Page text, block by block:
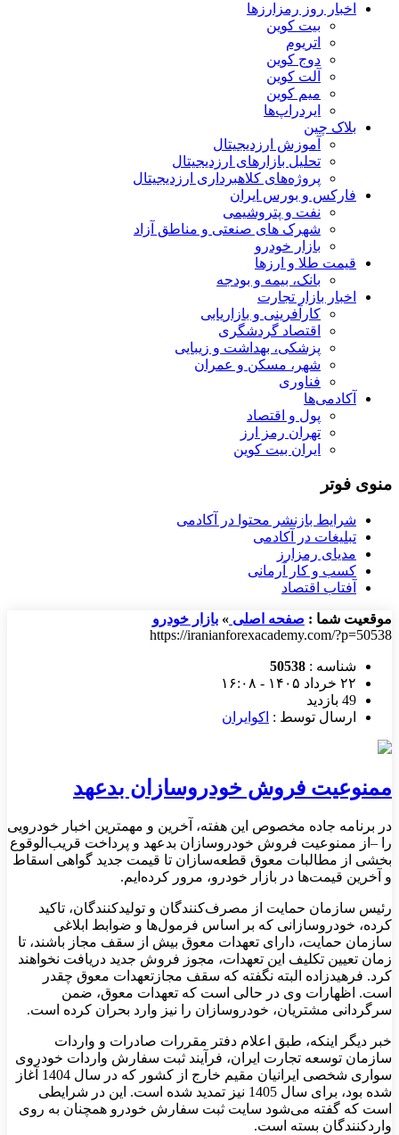
اخبار روز رمزارزها
بیت کوین
اتریوم
دوج کوین
آلت کوین
میم کوین‌
ایردراپ‌ها
بلاک چین
آموزش ارزدیجیتال
تحلیل بازارهای ارزدیجیتال
پروژه‌های کلاهبرداری ارزدیجیتال
فارکس و بورس ایران
نفت و پتروشیمی
شهرک های صنعتی و مناطق آزاد
بازار خودرو
قیمت طلا و ارزها
بانک، بیمه و بودجه
اخبار بازار تجارت
کارآفرینی و بازاریابی
اقتصاد گردشگری
پزشکی، بهداشت و زیبایی
شهر، مسکن و عمران
فناوری
آکادمی‌ها
پول و اقتصاد
تهران رمز ارز
ایران بیت کوین
منوی فوتر
شرایط بازنشر محتوا در آکادمی
تبلیغات در آکادمی
مدیای رمزارز
کسب و کار آرمانی
آفتاب اقتصاد
موقعیت شما : صفحه اصلی » بازار خودرو
https://iranianforexacademy.com/?p=50538
شناسه : 50538
۲۲ خرداد ۱۴۰۵ - ۱۶:۰۸
49 بازدید
ارسال توسط : اکوایران
ممنوعیت فروش خودروسازان بدعهد
در برنامه جاده مخصوص این هفته، آخرین و مهمترین اخبار خودرویی
را –از ممنوعیت فروش خودروسازان بدعهد و پرداخت قریب‌الوقوع
بخشی از مطالبات معوق قطعه‌سازان تا قیمت جدید گواهی اسقاط
و آخرین قیمت‌ها در بازار خودرو، مرور کرده‌ایم.
رئیس سازمان حمایت از مصرف‌کنندگان و تولیدکنندگان، تاکید
کرده، خودروسازانی که بر اساس فرمول‌ها و ضوابط ابلاغی
سازمان حمایت، دارای تعهدات معوق بیش از سقف مجاز باشند، تا
زمان تعیین تکلیف این تعهدات، مجوز فروش جدید دریافت نخواهند
کرد. فرهیدزاده البته نگفته که سقف مجازتعهدات معوق چقدر
است. اظهارات وی در حالی است که تعهدات معوق، ضمن
سرگردانی مشتریان، خودروسازان را نیز وارد بحران کرده است.
خبر دیگر اینکه، طبق اعلام دفتر مقررات صادرات و واردات
سازمان توسعه تجارت ایران، فرآیند ثبت سفارش واردات خودروی
سواری شخصی ایرانیان مقیم خارج از کشور که در سال 1404 آغاز
شده بود، برای سال 1405 نیز تمدید شده است. این در شرایطی
است که گفته می‌شود سایت ثبت سفارش خودرو همچنان به روی
واردکنندگان بسته است.